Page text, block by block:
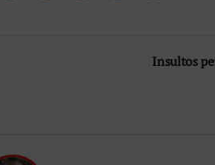
Insultos